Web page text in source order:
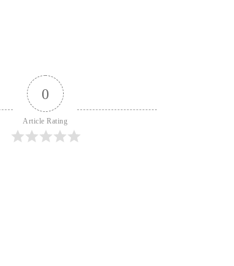
0
Article Rating